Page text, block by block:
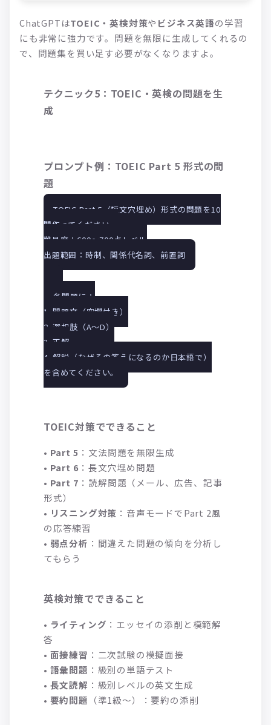
ChatGPTはTOEIC・英検対策や ビジネス英語の学習
にも非常に強力です。問題を無限に生成してくれるの
で、問題集を買い足す必要がなくなりますよ。
テクニック5：TOEIC・英検の問題を生
成
プロンプト例：TOEIC Part 5 形式の問
題
TOEIC Part 5（短文穴埋め）形式の問題を10
問作ってください。
難易度：600〜700点レベル
出題範囲：時制、関係代名詞、前置詞
各問題に：
1. 問題文（空欄付き）
2. 選択肢（A〜D）
3. 正解
4. 解説（なぜその答えになるのか日本語で）
を含めてください。
TOEIC対策でできること
• Part 5 ：文法問題を無限生成
• Part 6 ：長文穴埋め問題
• Part 7 ：読解問題（メール、広告、記事
形式）
• リスニング対策 ：音声モードでPart 2風
の応答練習
• 弱点分析 ：間違えた問題の傾向を分析し
てもらう
英検対策でできること
• ライティング ：エッセイの添削と模範解
答
• 面接練習 ：二次試験の模擬面接
• 語彙問題 ：級別の単語テスト
• 長文読解 ：級別レベルの英文生成
• 要約問題 （準1級〜）：要約の添削